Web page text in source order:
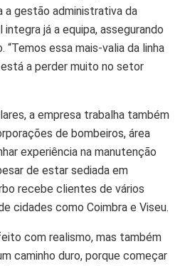
a gestão administrativa da
já a equipa, assegurando
“Temos essa mais-valia da linha
a perder muito no setor
a empresa trabalha também
de bombeiros, área
experiência na manutenção
de estar sediada em
recebe clientes de vários
cidades como Coimbra e Viseu.
com realismo, mas também
caminho duro, porque começar